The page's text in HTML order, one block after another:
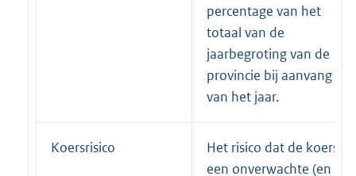
percentage van het
totaal van de
jaarbegroting van de
provincie bij aanvang
van het jaar.
Koersrisico
Het risico dat de koers
een onverwachte (en